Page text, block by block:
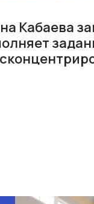
Кабаева